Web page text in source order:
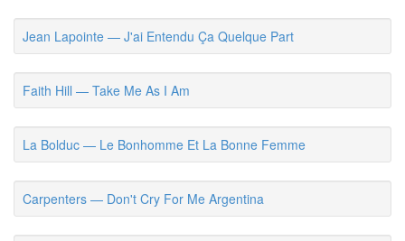
Jean Lapointe — J'ai Entendu Ça Quelque Part
Faith Hill — Take Me As I Am
La Bolduc — Le Bonhomme Et La Bonne Femme
Carpenters — Don't Cry For Me Argentina